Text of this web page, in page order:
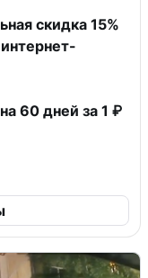
скидка 15%
60 дней за 1 ₽